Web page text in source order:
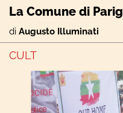
La Comune di
di Augusto Illuminati
CULT